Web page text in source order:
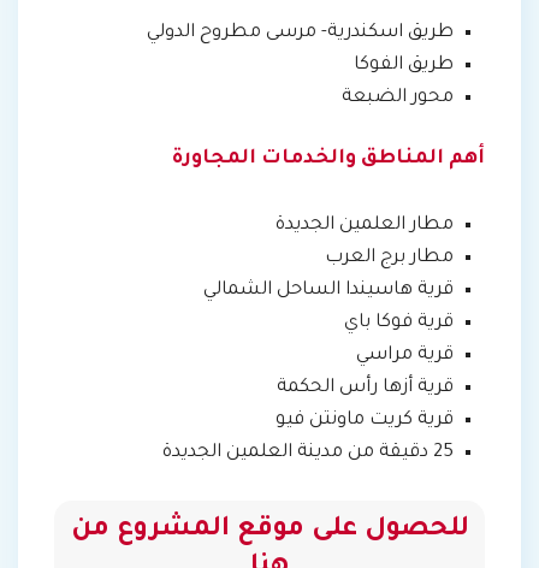
طريق اسكندرية- مرسى مطروح الدولي
طريق الفوكا
محور الضبعة
أهم المناطق والخدمات المجاورة
مطار العلمين الجديدة
مطار برج العرب
قرية هاسيندا الساحل الشمالي
قرية فوكا باي
قرية مراسي
قرية أزها رأس الحكمة
قرية كريت ماونتن فيو
25 دقيقة من مدينة العلمين الجديدة
للحصول على موقع المشروع من